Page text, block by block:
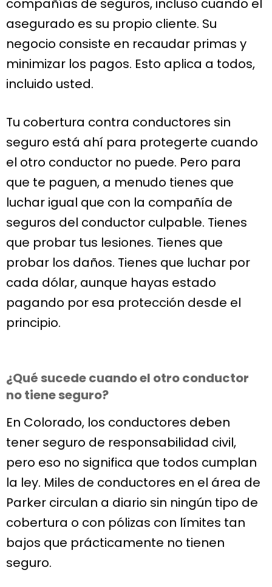
asegurado es su propio cliente. Su
negocio consiste en recaudar primas y
minimizar los pagos. Esto aplica a todos,
incluido usted.
Tu cobertura contra conductores sin
seguro está ahí para protegerte cuando
el otro conductor no puede. Pero para
que te paguen, a menudo tienes que
luchar igual que con la compañía de
seguros del conductor culpable. Tienes
que probar tus lesiones. Tienes que
probar los daños. Tienes que luchar por
cada dólar, aunque hayas estado
pagando por esa protección desde el
principio.
¿Qué sucede cuando el otro conductor
no tiene seguro?
En Colorado, los conductores deben
tener seguro de responsabilidad civil,
pero eso no significa que todos cumplan
la ley. Miles de conductores en el área de
Parker circulan a diario sin ningún tipo de
cobertura o con pólizas con límites tan
bajos que prácticamente no tienen
seguro.